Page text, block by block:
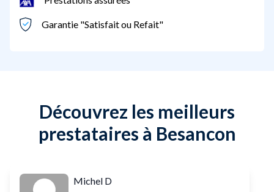
Garantie "Satisfait ou Refait"
Découvrez les meilleurs
prestataires à Besancon
Michel D